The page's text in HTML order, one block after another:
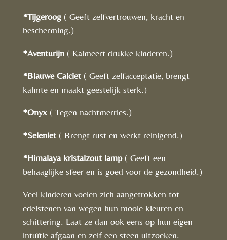
*Tijgeroog( Geeft zelfvertrouwen, kracht en
bescherming.)
*Aventurijn( Kalmeert drukke kinderen.)
*Blauwe Calciet( Geeft zelfacceptatie, brengt
kalmte en maakt geestelijk sterk.)
*Onyx( Tegen nachtmerries.)
*Seleniet( Brengt rust en werkt reinigend.)
*Himalaya kristalzout lamp( Geeft een
behaaglijke sfeer en is goed voor de gezondheid.)
Veel kinderen voelen zich aangetrokken tot
edelstenen van wegen hun mooie kleuren en
schittering. Laat ze dan ook eens op hun eigen
intuïtie afgaan en zelf een steen uitzoeken.